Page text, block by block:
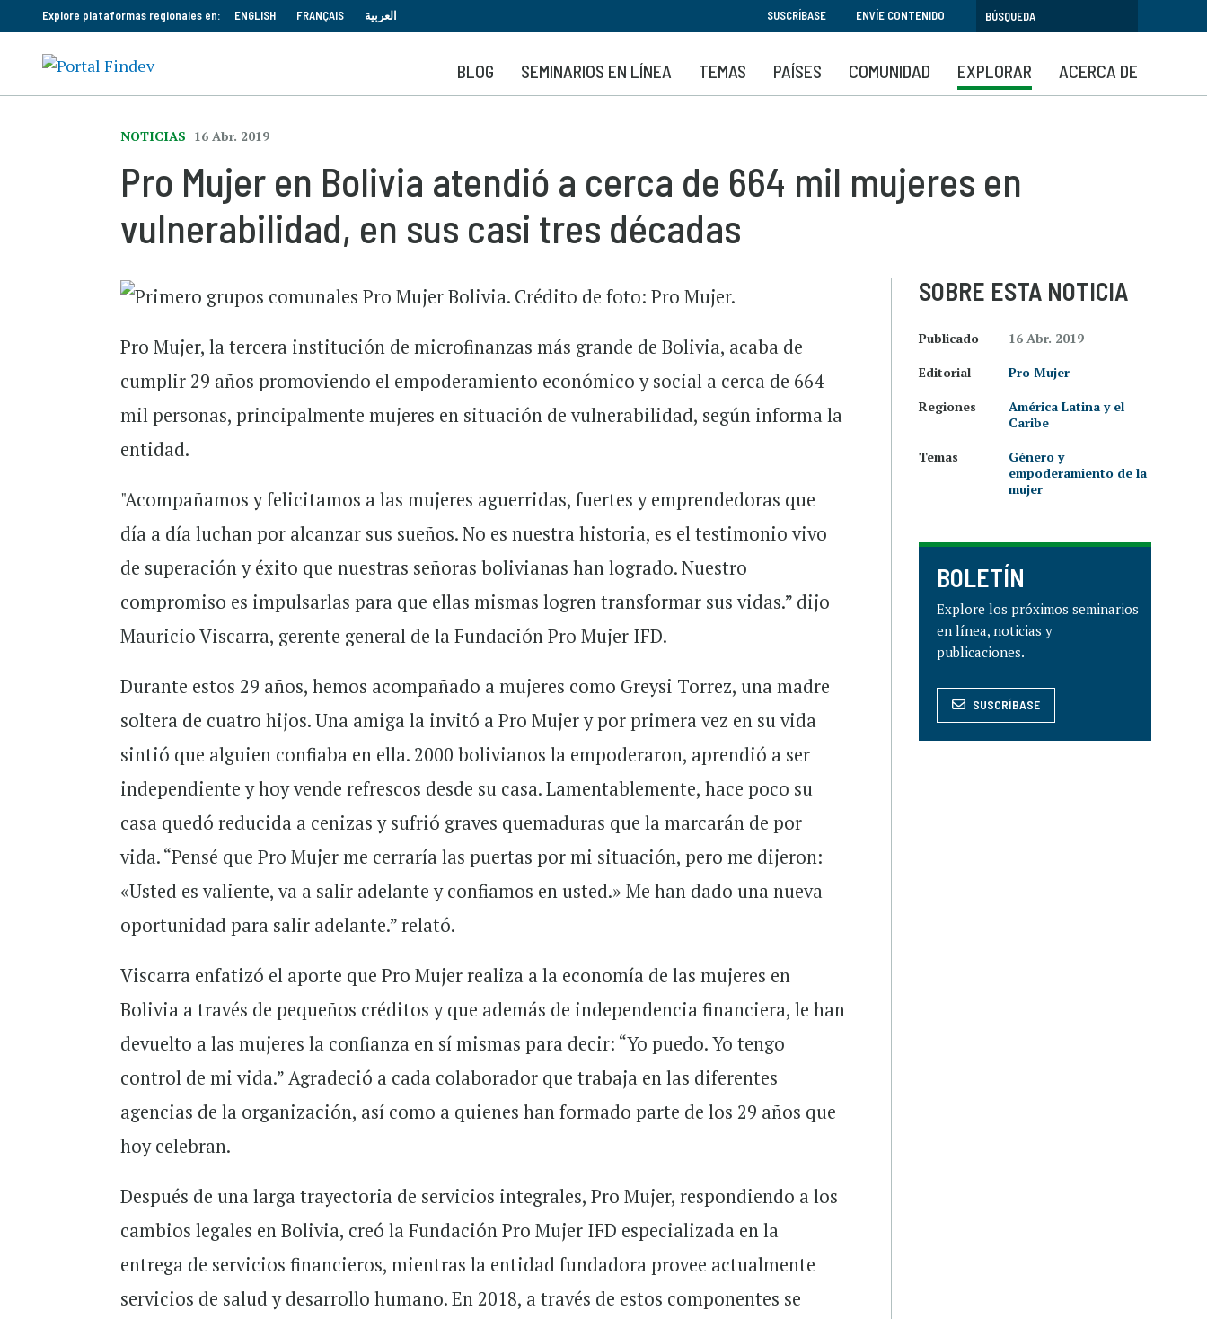
al
contenido
principal
Explore plataformas regionales en: ENGLISH FRANÇAIS العربية SUSCRÍBASE ENVÍE CONTENIDO
BLOG SEMINARIOS EN LÍNEA TEMAS PAÍSES COMUNIDAD EXPLORAR ACERCA DE
NOTICIAS 16 Abr. 2019
Pro Mujer en Bolivia atendió a cerca de 664 mil mujeres en
vulnerabilidad, en sus casi tres décadas
Pro Mujer, la tercera institución de microfinanzas más grande de Bolivia, acaba de
cumplir 29 años promoviendo el empoderamiento económico y social a cerca de 664
mil personas, principalmente mujeres en situación de vulnerabilidad, según informa la
entidad.
"Acompañamos y felicitamos a las mujeres aguerridas, fuertes y emprendedoras que
día a día luchan por alcanzar sus sueños. No es nuestra historia, es el testimonio vivo
de superación y éxito que nuestras señoras bolivianas han logrado. Nuestro
compromiso es impulsarlas para que ellas mismas logren transformar sus vidas.” dijo
Mauricio Viscarra, gerente general de la Fundación Pro Mujer IFD.
Durante estos 29 años, hemos acompañado a mujeres como Greysi Torrez, una madre
soltera de cuatro hijos. Una amiga la invitó a Pro Mujer y por primera vez en su vida
sintió que alguien confiaba en ella. 2000 bolivianos la empoderaron, aprendió a ser
independiente y hoy vende refrescos desde su casa. Lamentablemente, hace poco su
casa quedó reducida a cenizas y sufrió graves quemaduras que la marcarán de por
vida. “Pensé que Pro Mujer me cerraría las puertas por mi situación, pero me dijeron:
«Usted es valiente, va a salir adelante y confiamos en usted.» Me han dado una nueva
oportunidad para salir adelante.” relató.
Viscarra enfatizó el aporte que Pro Mujer realiza a la economía de las mujeres en
Bolivia a través de pequeños créditos y que además de independencia financiera, le han
devuelto a las mujeres la confianza en sí mismas para decir: “Yo puedo. Yo tengo
control de mi vida.” Agradeció a cada colaborador que trabaja en las diferentes
agencias de la organización, así como a quienes han formado parte de los 29 años que
hoy celebran.
Después de una larga trayectoria de servicios integrales, Pro Mujer, respondiendo a los
cambios legales en Bolivia, creó la Fundación Pro Mujer IFD especializada en la
entrega de servicios financieros, mientras la entidad fundadora provee actualmente
servicios de salud y desarrollo humano. En 2018, a través de estos componentes se
SOBRE ESTA NOTICIA
Publicado
16 Abr. 2019
Editorial
Pro Mujer
Regiones
América Latina y el
Caribe
Temas
Género y
empoderamiento de la
mujer
BOLETÍN
Explore los próximos seminarios
en línea, noticias y
publicaciones.
SUSCRÍBASE